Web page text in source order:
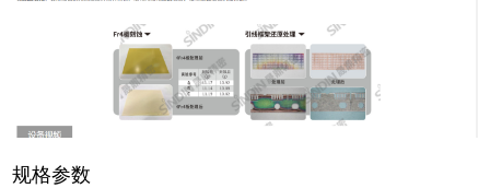
规格参数